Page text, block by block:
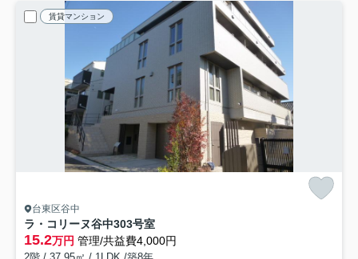
賃貸マンション
台東区谷中
ラ・コリーヌ谷中303号室
15.2万円 管理/共益費4,000円